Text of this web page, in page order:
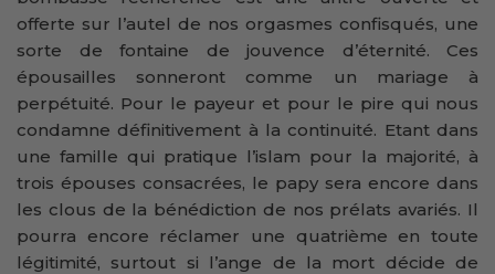
offerte sur l’autel de nos orgasmes confisqués, une
sorte de fontaine de jouvence d’éternité. Ces
épousailles sonneront comme un mariage à
perpétuité. Pour le payeur et pour le pire qui nous
condamne définitivement à la continuité. Etant dans
une famille qui pratique l’islam pour la majorité, à
trois épouses consacrées, le papy sera encore dans
les clous de la bénédiction de nos prélats avariés. Il
pourra encore réclamer une quatrième en toute
légitimité, surtout si l’ange de la mort décide de